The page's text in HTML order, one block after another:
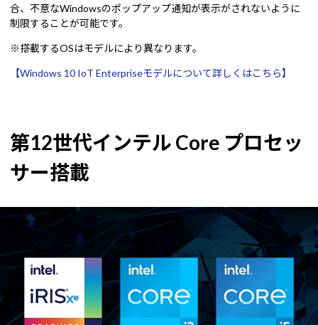
合、不意なWindowsのポップアップ通知が表示がされないように
制限することが可能です。
※搭載するOSはモデルにより異なります。
【Windows 10 IoT Enterpriseモデルについて詳しくはこちら】
第12世代インテル Core プロセッ
サー搭載